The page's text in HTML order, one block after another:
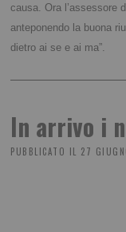
causa. Ora l’assessore
anteponendo la buona
dietro ai se e ai ma”.
In arrivo i
PUBBLICATO IL 27